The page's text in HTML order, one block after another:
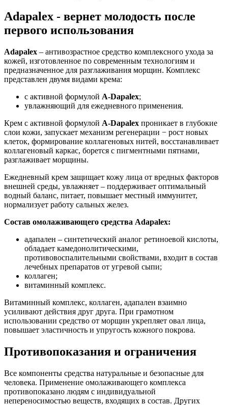
Adapalex - вернет молодость после
первого использования
Adapalex – антивозрастное средство комплексного ухода за
кожей, изготовленное по современным технологиям и
предназначенное для разглаживания морщин. Комплекс
представлен двумя видами крема:
с активной формулой A-Dapalex;
увлажняющий для ежедневного применения.
Крем с активной формулой A-Dapalex проникает в глубокие
слои кожи, запускает механизм регенерации − рост новых
клеток, формирование коллагеновых нитей, восстанавливает
коллагеновый каркас, борется с пигментными пятнами,
разглаживает морщины.
Ежедневный крем защищает кожу лица от вредных факторов
внешней среды, увлажняет – поддерживает оптимальный
водный баланс, питает, повышает местный иммунитет,
нормализует работу сальных желез.
Состав омолаживающего средства Adapalex:
адапален – синтетический аналог ретиноевой кислоты,
обладает камедонолитическими,
противовоспалительными свойствами, входит в состав
лечебных препаратов от угревой сыпи;
коллаген;
витаминный комплекс.
Витаминный комплекс, коллаген, адапален взаимно
усиливают действия друг друга. При грамотном
использовании средство от морщин укрепляет овал лица,
повышает эластичность и упругость кожного покрова.
Противопоказания и ограничения
Все компоненты средства натуральные и безопасные для
человека. Применение омолаживающего комплекса
противопоказано людям с индивидуальной
непереносимостью веществ, входящих в состав. Других